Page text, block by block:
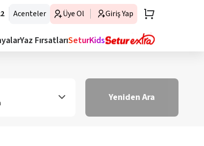
Acenteler Üye Ol Giriş Yap
Yaz FırsatlarıSeturKids
Yeniden Ara